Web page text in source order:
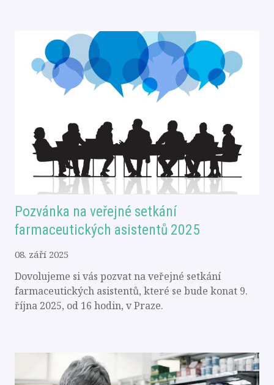
Pozvánka na veřejné setkání
farmaceutických asistentů 2025
08. září 2025
Dovolujeme si vás pozvat na veřejné setkání
farmaceutických asistentů, které se bude konat 9.
října 2025, od 16 hodin, v Praze.